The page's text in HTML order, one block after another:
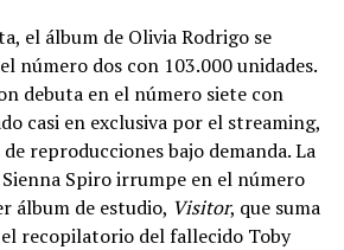
el álbum de Olivia Rodrigo se
número dos con 103.000 unidades.
debuta en el número siete con
casi en exclusiva por el streaming,
reproducciones bajo demanda. La
Spiro irrumpe en el número
álbum de estudio, Visitor, que suma
el recopilatorio del fallecido Toby